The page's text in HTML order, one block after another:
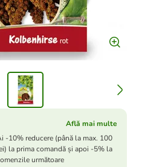
Află mai multe
-10% reducere (până la max. 100
la prima comandă și apoi -5% la
următoare